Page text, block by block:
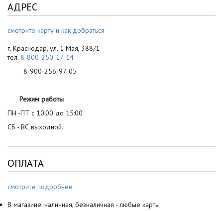
АДРЕС
смотрите карту и как добраться
г. Краснодар, ул. 1 Мая, 388/1
тел. 8-800-250-17-14
8-900-256-97-05
Режим работы
ПН -ПТ с 10:00 до 15:00
СБ - ВС выходной.
ОПЛАТА
смотрите подробнее
В магазине: наличная, безналичная - любые карты